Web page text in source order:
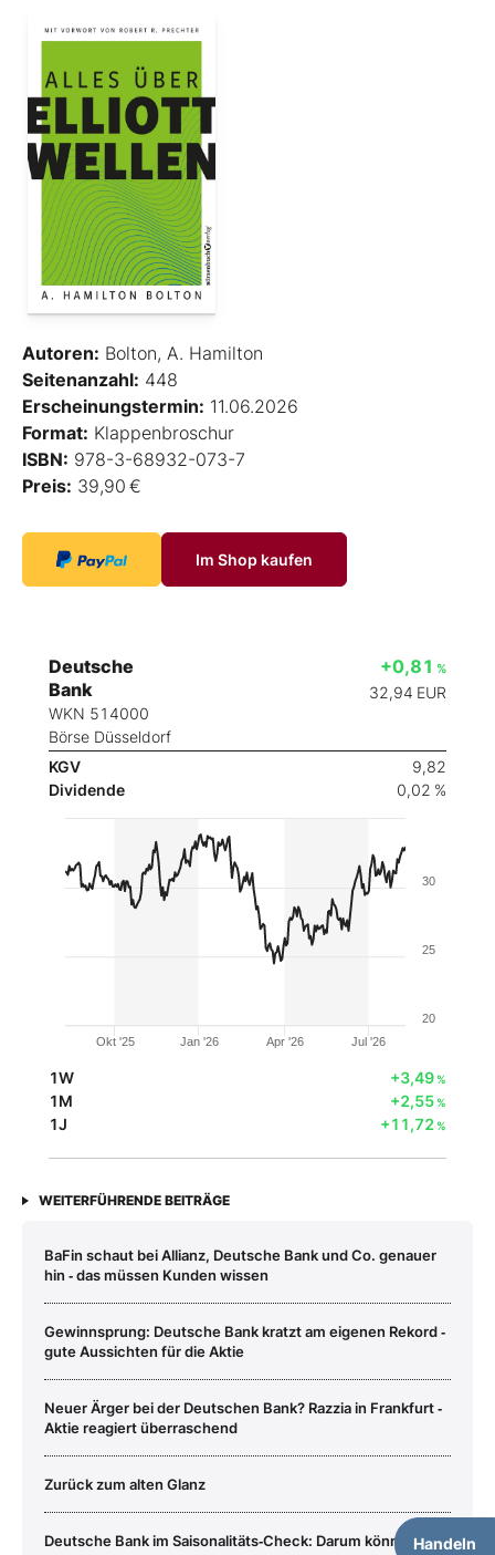
Autoren: Bolton, A. Hamilton
Seitenanzahl: 448
Erscheinungstermin: 11.06.2026
Format: Klappenbroschur
ISBN: 978-3-68932-073-7
Preis: 39,90 €
Im Shop kaufen
Deutsche
Bank
WKN 514000
Börse Düsseldorf
+0,81 %
32,94 EUR
KGV
9,82
Dividende
0,02 %
Handeln
Okt '25 Jan '26 Apr '26 Jul '26
20
25
30
1W +3,49%
1M +2,55%
1J +11,72%
WEITERFÜHRENDE BEITRÄGE
BaFin schaut bei Allianz, Deutsche Bank und Co. genauer
hin ‑ das müssen Kunden wissen
Gewinnsprung: Deutsche Bank kratzt am eigenen Rekord ‑
gute Aussichten für die Aktie
Neuer Ärger bei der Deutschen Bank? Razzia in Frankfurt ‑
Aktie reagiert überraschend
Zurück zum alten Glanz
Deutsche Bank im Saisonalitäts‑Check: Darum könnte es